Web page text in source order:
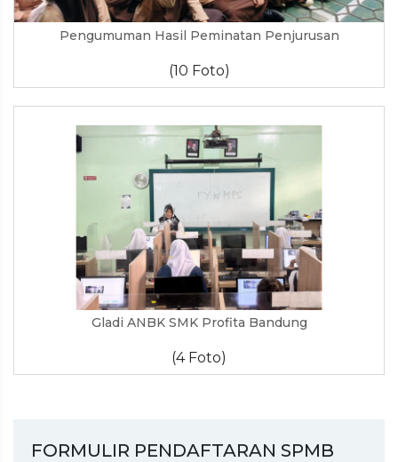
Pengumuman Hasil Peminatan Penjurusan
(10 Foto)
Gladi ANBK SMK Profita Bandung
(4 Foto)
FORMULIR PENDAFTARAN SPMB